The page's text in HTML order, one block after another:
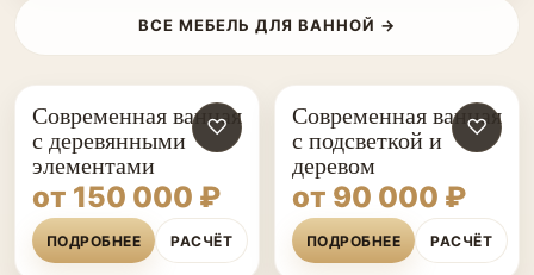
ВСЕ МЕБЕЛЬ ДЛЯ ВАННОЙ →
♡
Современная ванная
с деревянными
элементами
от 150 000 ₽
ПОДРОБНЕЕ РАСЧЁТ
♡
Современная ванная
с подсветкой и
деревом
от 90 000 ₽
ПОДРОБНЕЕ РАСЧЁТ